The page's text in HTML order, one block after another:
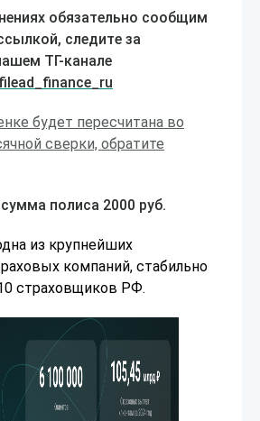
обязательно сообщим
следите за
ТГ-канале
будет пересчитана во
сверки, обратите
полиса 2000 руб.
из крупнейших
компаний, стабильно
страховщиков РФ.